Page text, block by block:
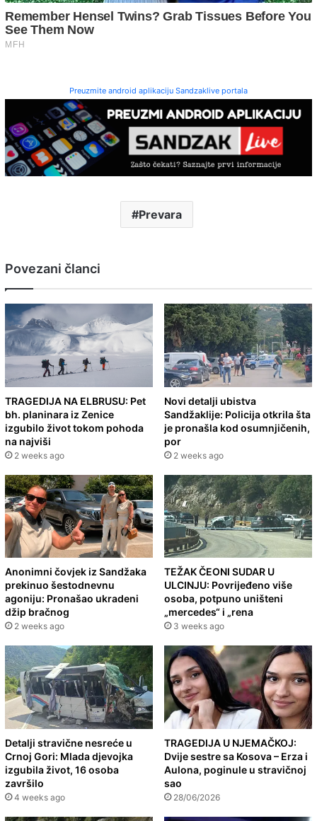
Preuzmite android aplikaciju Sandzaklive portala
Prevara
Povezani članci
TRAGEDIJA NA ELBRUSU: Pet
bh. planinara iz Zenice
izgubilo život tokom pohoda
na najviši
2 weeks ago
Novi detalji ubistva
Sandžaklije: Policija otkrila šta
je pronašla kod osumnjičenih,
por
2 weeks ago
Anonimni čovjek iz Sandžaka
prekinuo šestodnevnu
agoniju: Pronašao ukradeni
džip bračnog
2 weeks ago
TEŽAK ČEONI SUDAR U
ULCINJU: Povrijeđeno više
osoba, potpuno uništeni
„mercedes“ i „rena
3 weeks ago
Detalji stravične nesreće u
Crnoj Gori: Mlada djevojka
izgubila život, 16 osoba
završilo
4 weeks ago
TRAGEDIJA U NJEMAČKOJ:
Dvije sestre sa Kosova – Erza i
Aulona, poginule u stravičnoj
sao
28/06/2026